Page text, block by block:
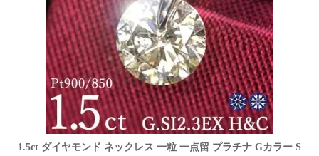
1.5ct ダイヤモンド ネックレス 一粒 一点留 プラチナ Gカラー S